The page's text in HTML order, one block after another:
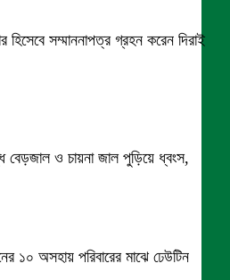
হিসেবে সম্মাননাপত্র গ্রহন করেন দিরাই
বেড়জাল ও চায়না জাল পুড়িয়ে ধ্বংস,
১০ অসহায় পরিবারের মাঝে ঢেউটিন